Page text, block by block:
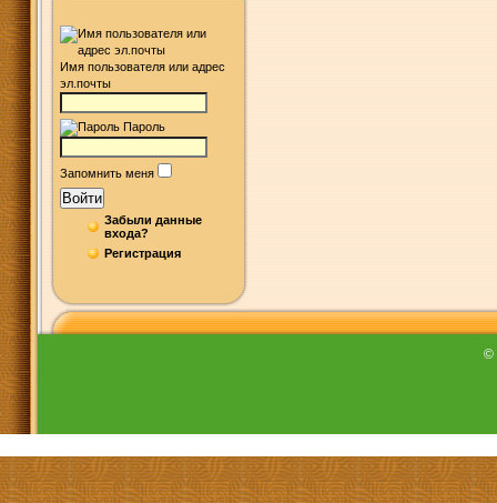
Имя пользователя или адрес
эл.почты
Пароль
Запомнить меня
Войти
Забыли данные
входа?
Регистрация
©